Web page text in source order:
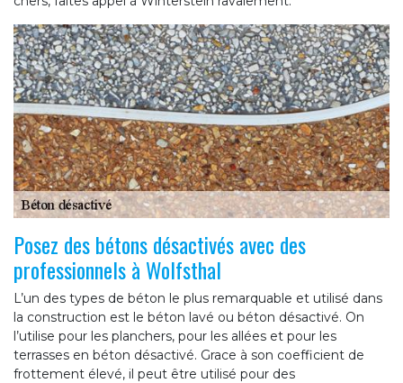
Posez des bétons désactivés avec des
professionnels à Wolfsthal
L’un des types de béton le plus remarquable et utilisé dans
la construction est le béton lavé ou béton désactivé. On
l’utilise pour les planchers, pour les allées et pour les
terrasses en béton désactivé. Grace à son coefficient de
frottement élevé, il peut être utilisé pour des